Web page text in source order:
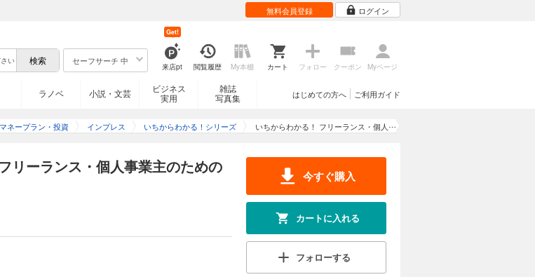
無料会員登録 ログイン
セーフサーチ 中
来店pt
Get!
閲覧履歴 My本棚 カート フォロー クーポン Myページ
ラノベ 小説・文芸
ビジネス
実用
雑誌
写真集
ご利用ガイド
はじめての方へ
マネープラン・投資 インプレス いちからわかる！シリーズ
いちからわかる！ フリーランス・個人
リーランス・個人事業主のための
今すぐ購入
カートに入れる
フォローする